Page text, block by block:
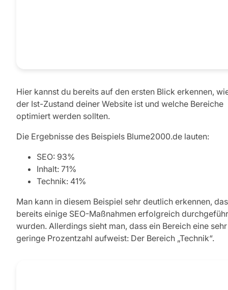
Hier kannst du bereits auf den ersten Blick erkennen,
der Ist-Zustand deiner Website ist und welche Bereiche
optimiert werden sollten.
Die Ergebnisse des Beispiels Blume2000.de lauten:
SEO: 93%
Inhalt: 71%
Technik: 41%
Man kann in diesem Beispiel sehr deutlich erkennen,
bereits einige SEO-Maßnahmen erfolgreich
wurden. Allerdings sieht man, dass ein Bereich eine sehr
geringe Prozentzahl aufweist: Der Bereich „Technik“.